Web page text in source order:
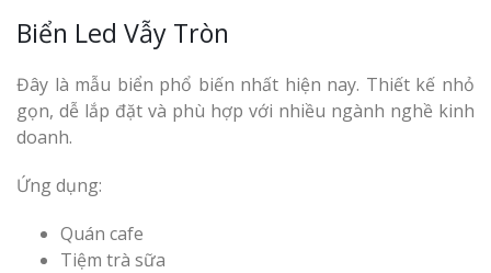
Biển Led Vẫy Tròn
Đây là mẫu biển phổ biến nhất hiện nay. Thiết kế nhỏ
gọn, dễ lắp đặt và phù hợp với nhiều ngành nghề kinh
doanh.
Ứng dụng:
Quán cafe
Tiệm trà sữa